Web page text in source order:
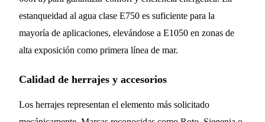
estanqueidad al agua clase E750 es suficiente para la
mayoría de aplicaciones, elevándose a E1050 en zonas de
alta exposición como primera línea de mar.
Calidad de herrajes y accesorios
Los herrajes representan el elemento más solicitado